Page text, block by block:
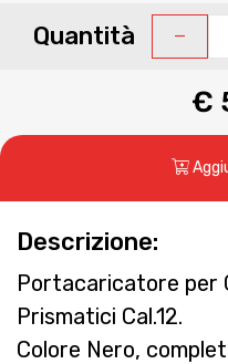
Quantità
€
Descrizione:
Portacaricatore per
Prismatici Cal.12.
Colore Nero,